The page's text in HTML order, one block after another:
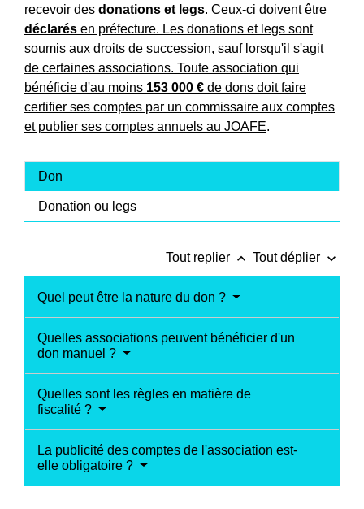
recevoir des donations et legs. Ceux-ci doivent être
déclarés en préfecture. Les donations et legs sont
soumis aux droits de succession, sauf lorsqu'il s'agit
de certaines associations. Toute association qui
bénéficie d'au moins 153 000 € de dons doit faire
certifier ses comptes par un commissaire aux comptes
et publier ses comptes annuels au JOAFE.
Don
Donation ou legs
Tout replier keyboard_arrow_up Tout déplier keyboard_arrow_down
Quel peut être la nature du don ?
Quelles associations peuvent bénéficier d'un
don manuel ?
Quelles sont les règles en matière de
fiscalité ?
La publicité des comptes de l'association est-
elle obligatoire ?